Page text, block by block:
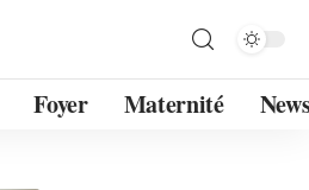
Foyer Maternité